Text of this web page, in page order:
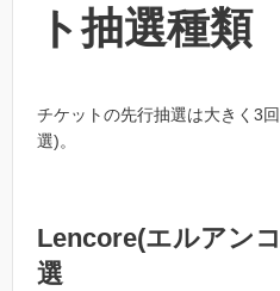
ト抽選種類
チケットの先行抽選は大きく3
選)。
Lencore(エルアン
選